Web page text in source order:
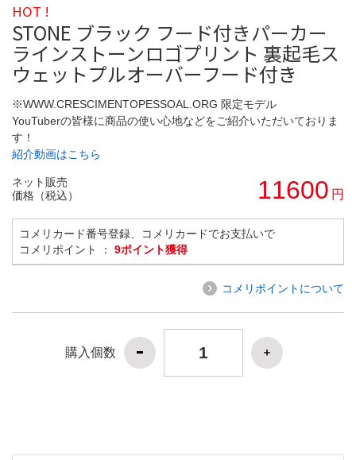
HOT !
STONE ブラック フード付きパーカー
ラインストーンロゴプリント 裏起毛ス
ウェットプルオーバーフード付き
※WWW.CRESCIMENTOPESSOAL.ORG 限定モデル
YouTuberの皆様に商品の使い心地などをご紹介いただいておりま
す！
紹介動画はこちら
ネット販売
価格（税込）
11600 円
コメリカード番号登録、コメリカードでお支払いで
コメリポイント ： 9ポイント獲得
コメリポイントについて
購入個数